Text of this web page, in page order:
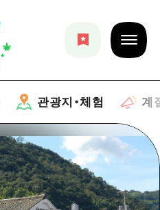
관광지・체험 계